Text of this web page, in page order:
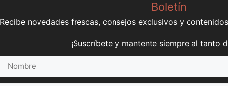
Boletín
Recibe novedades frescas, consejos exclusivos y
¡Suscríbete y mantente siempre al tanto